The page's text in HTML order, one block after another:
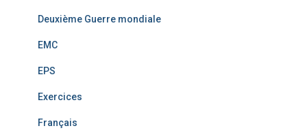
Deuxième Guerre mondiale
EMC
EPS
Exercices
Français